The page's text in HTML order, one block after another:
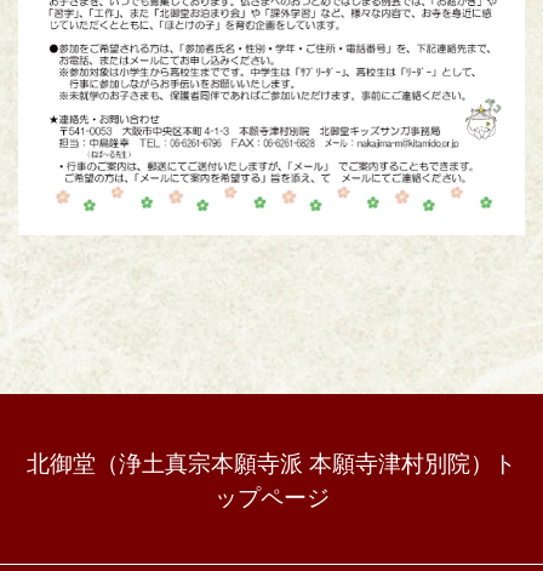
北御堂（浄土真宗本願寺派 本願寺津村別院）ト
ップページ